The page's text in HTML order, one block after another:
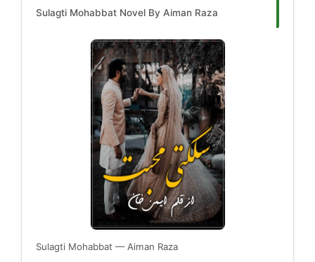
Sulagti Mohabbat Novel By Aiman Raza
Sulagti Mohabbat — Aiman Raza